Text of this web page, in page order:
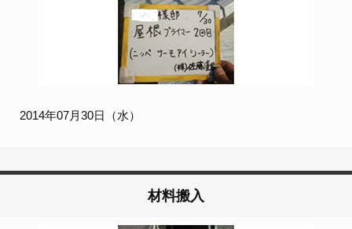
2014年07月30日（水）
材料搬入